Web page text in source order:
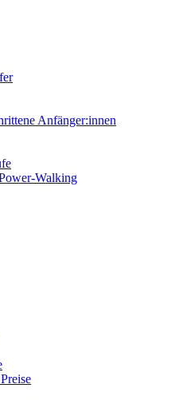
Anfänger:innen
Walking